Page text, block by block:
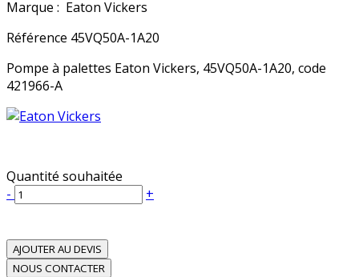
Marque : Eaton Vickers
Référence 45VQ50A-1A20
Pompe à palettes Eaton Vickers, 45VQ50A-1A20, code
421966-A
Quantité souhaitée
-
+
AJOUTER AU DEVIS
NOUS CONTACTER